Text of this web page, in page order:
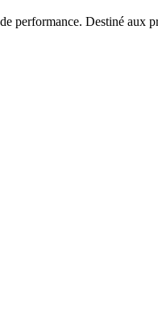
performance. Destiné aux